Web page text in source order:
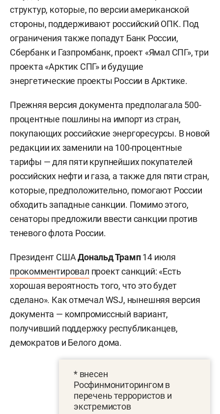
структур, которые, по версии американской
стороны, поддерживают российский ОПК. Под
ограничения также попадут Банк России,
Сбербанк и Газпромбанк, проект «Ямал СПГ», три
проекта «Арктик СПГ» и будущие
энергетические проекты России в Арктике.
Прежняя версия документа предполагала 500-
процентные пошлины на импорт из стран,
покупающих российские энергоресурсы. В новой
редакции их заменили на 100-процентные
тарифы — для пяти крупнейших покупателей
российских нефти и газа, а также для пяти стран,
которые, предположительно, помогают России
обходить западные санкции. Помимо этого,
сенаторы предложили ввести санкции против
теневого флота России.
Президент СШАДональд Трамп14 июля
прокомментировал проект санкций: «Есть
хорошая вероятность того, что это будет
сделано». Как отмечал WSJ, нынешняя версия
документа — компромиссный вариант,
получивший поддержку республиканцев,
демократов и Белого дома.
* внесен
Росфинмониторингом в
перечень террористов и
экстремистов